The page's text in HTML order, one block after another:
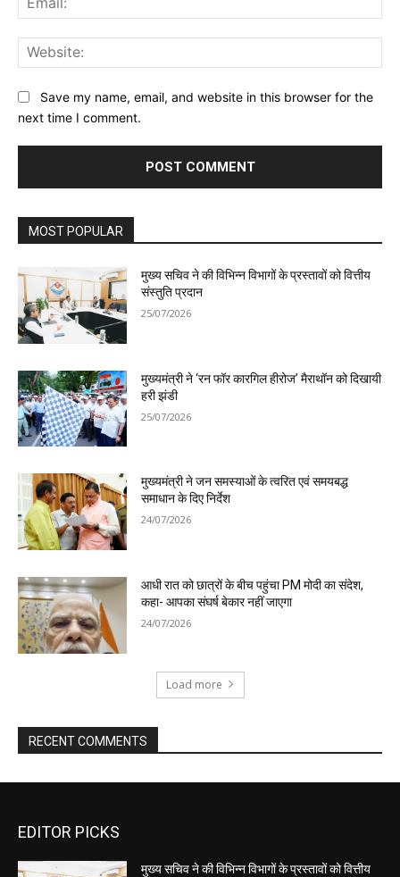
EDITOR PICKS
मुख्य सचिव ने की विभिन्न विभागों के प्रस्तावों को वित्तीय